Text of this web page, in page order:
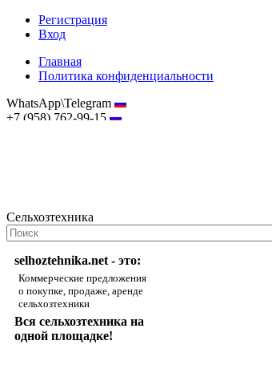
Регистрация
Вход
Главная
Политика конфиденциальности
WhatsApp\Telegram
+7 (958) 762-99-15
Сельхозтехника
selhoztehnika.net - это:
Коммерческие предложения
о покупке, продаже, аренде
сельхозтехники
Вся сельхозтехника на
одной площадке!